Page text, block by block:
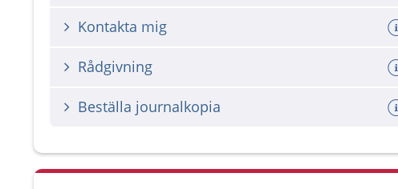
Kontakta mig
Rådgivning
Beställa journalkopia